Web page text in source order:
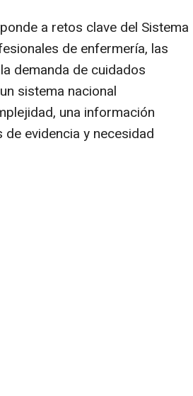
a retos clave del Sistema
de enfermería, las
demanda de cuidados
sistema nacional
una información
evidencia y necesidad